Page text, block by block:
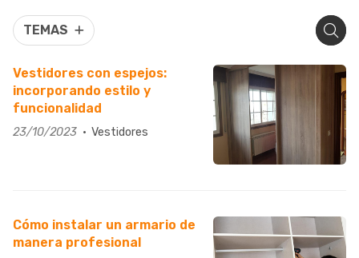
TEMAS
Vestidores con espejos:
incorporando estilo y
funcionalidad
23/10/2023 Vestidores
Cómo instalar un armario de
manera profesional